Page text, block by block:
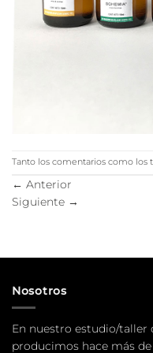
Tanto los comentarios como los
← Anterior
Siguiente →
Nosotros
En nuestro estudio/taller
producimos hace más